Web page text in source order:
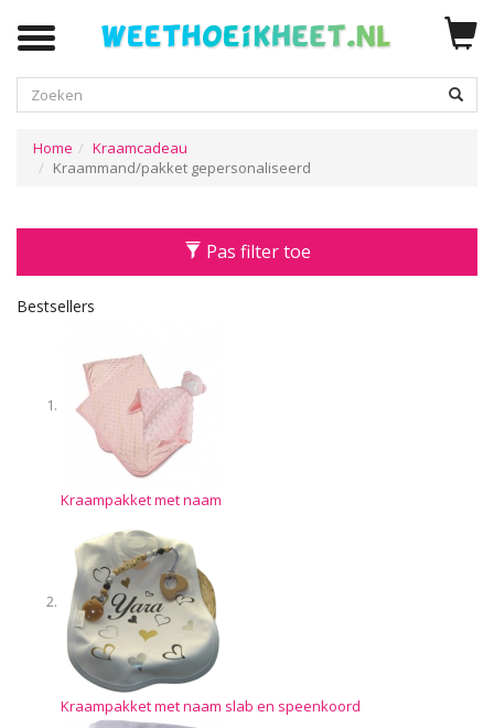
Zoeken
Home
Kraamcadeau
Kraammand/pakket gepersonaliseerd
Pas filter toe
Bestsellers
Kraampakket met naam
Kraampakket met naam slab en speenkoord